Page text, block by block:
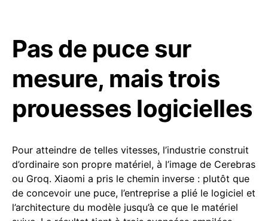
Pas de puce sur
mesure, mais trois
prouesses logicielles
Pour atteindre de telles vitesses, l’industrie construit
d’ordinaire son propre matériel, à l’image de Cerebras
ou Groq. Xiaomi a pris le chemin inverse : plutôt que
de concevoir une puce, l’entreprise a plié le logiciel et
l’architecture du modèle jusqu’à ce que le matériel